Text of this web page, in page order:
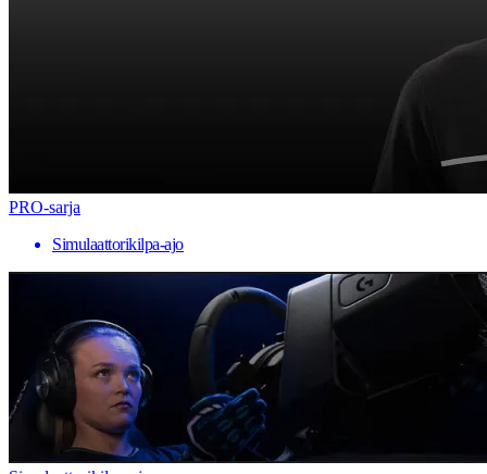
PRO-sarja
Simulaattorikilpa-ajo